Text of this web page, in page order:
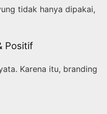
tidak hanya dipakai,
Positif
Karena itu, branding